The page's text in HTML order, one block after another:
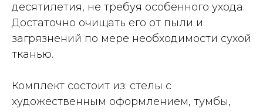
десятилетия, не требуя особенного ухода.
Достаточно очищать его от пыли и
загрязнений по мере необходимости сухой
тканью.
Комплект состоит из: стелы с
художественным оформлением, тумбы,